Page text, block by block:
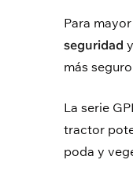
Para
seguridad
más
La serie
tractor
poda y